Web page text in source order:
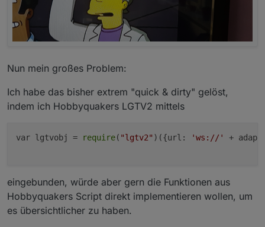
Nun mein großes Problem:
Ich habe das bisher extrem "quick & dirty" gelöst,
indem ich Hobbyquakers LGTV2 mittels
var lgtvobj = require( "lgtv2" )({url: 'ws://' +
eingebunden, würde aber gern die Funktionen aus
Hobbyquakers Script direkt implementieren wollen, um
es übersichtlicher zu haben.